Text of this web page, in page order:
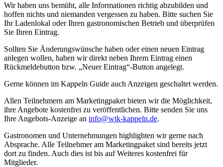
Wir haben uns bemüht, alle Informationen richtig abzubilden und
hoffen nichts und niemanden vergessen zu haben. Bitte suchen Sie
Ihr Ladenlokal oder Ihren gastronomischen Betrieb und überprüfen
Sie Ihren Eintrag.
Sollten Sie Änderungswünsche haben oder einen neuen Eintrag
anlegen wollen, haben wir direkt neben Ihrem Eintrag einen
Rückmeldebutton bzw. „Neuer Eintrag“-Button angelegt.
Gerne können im Kappeln Guide auch Anzeigen geschaltet werden.
Allen Teilnehmern am Marketingpaket bieten wir die Möglichkeit,
ihre Angebote kostenfrei zu veröffentlichen. Bitte senden Sie uns
Ihre Angebots-Anzeige an info@wtk-kappeln.de.
Gastronomen und Unternehmungen highlighten wir gerne nach
Absprache. Alle Teilnehmer am Marketingpaket sind bereits jetzt
dort zu finden. Auch dies ist bis auf Weiteres kostenfrei für
Mitglieder.